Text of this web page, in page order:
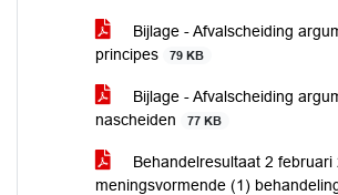
Bijlage - Afvalscheiding
principes
79 KB
Bijlage - Afvalscheiding
nascheiden
77 KB
Behandelresultaat 2 februari
meningsvormende (1)